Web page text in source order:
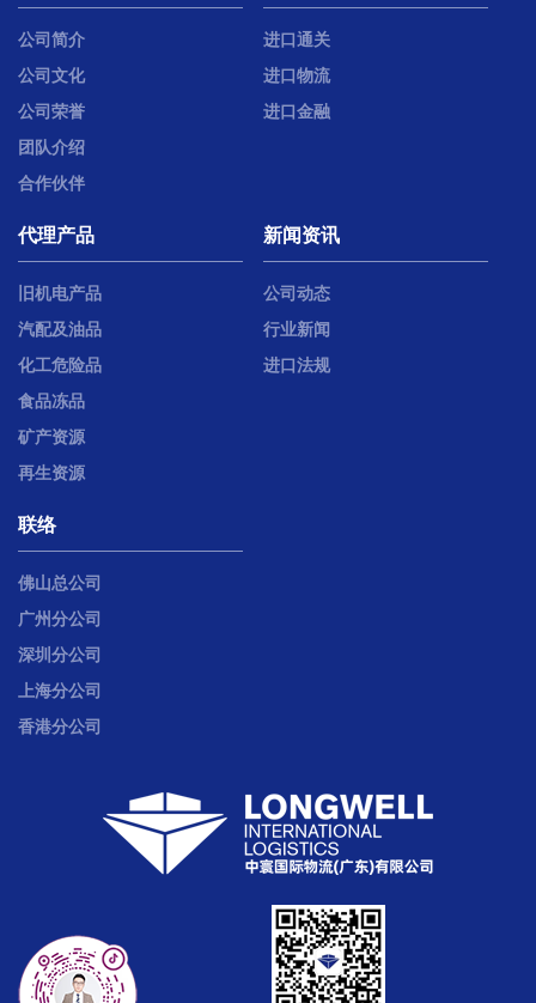
公司简介
公司文化
公司荣誉
团队介绍
合作伙伴
进口通关
进口物流
进口金融
代理产品
旧机电产品
汽配及油品
化工危险品
食品冻品
矿产资源
再生资源
新闻资讯
公司动态
行业新闻
进口法规
联络
佛山总公司
广州分公司
深圳分公司
上海分公司
香港分公司